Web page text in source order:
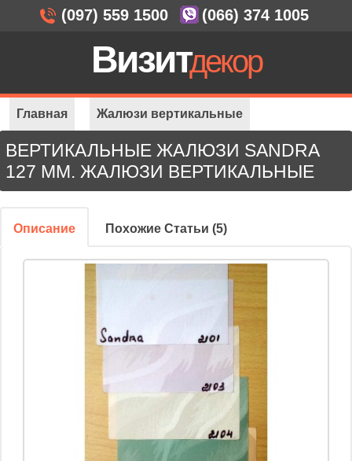
ВЕРТИКАЛЬНЫЕ ЖАЛЮЗИ SANDRA
127 ММ. ЖАЛЮЗИ ВЕРТИКАЛЬНЫЕ
Описание Похожие Статьи (5)
Главная Жалюзи вертикальные
Жалюзи Sandra 127
(097) 559 1500 (066) 374 1005
Визитдекор